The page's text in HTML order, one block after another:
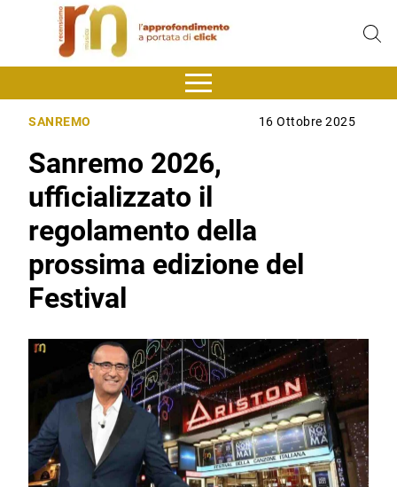
SANREMO 16 Ottobre 2025
Sanremo 2026,
ufficializzato il
regolamento della
prossima edizione del
Festival